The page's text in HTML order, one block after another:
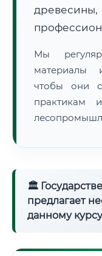
📜 Документы и
Мы
материалы
чтобы они
практикам
🏛
предлагает
данному